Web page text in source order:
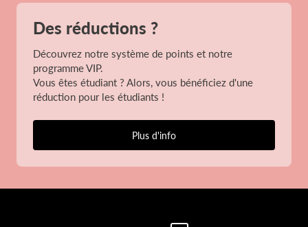
Des réductions ?
Découvrez notre système de points et notre
programme VIP.
Vous êtes étudiant ? Alors, vous bénéficiez d'une
réduction pour les étudiants !
Plus d'info